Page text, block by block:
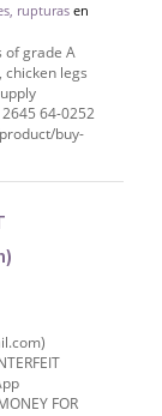
rupturas en
of grade A
chicken legs
64-0252
buy-
FOR